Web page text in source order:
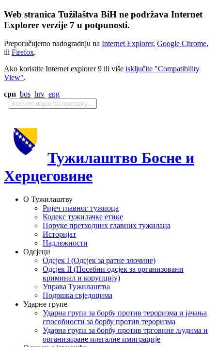
Web stranica Tužilaštva BiH ne podržava Internet
Explorer verzije 7 u potpunosti.
Preporučujemo nadogradnju na Internet Explorer, Google Chrome,
ili Firefox.
Ako koristite Internet explorer 9 ili više isključite "Compatibility
View".
срп bos hrv eng
Тужилаштво Босне и
Херцеговине
О Тужилаштву
Ријеч главног тужиоца
Кодекс тужилачке етике
Поруке претходних главних тужилаца
Историјат
Надлежности
Одсјеци
Одсјек I (Одсјек за ратне злочине)
Одсјек II (Посебни одсјек за организовани
криминал и корупцију)
Управа Тужилаштва
Подршка свједоцима
Ударне групе
Ударна група за борбу против тероризма и јачања
способности за борбу против тероризма
Ударна група за борбу против трговине људима и
организиране илегалне имиграције